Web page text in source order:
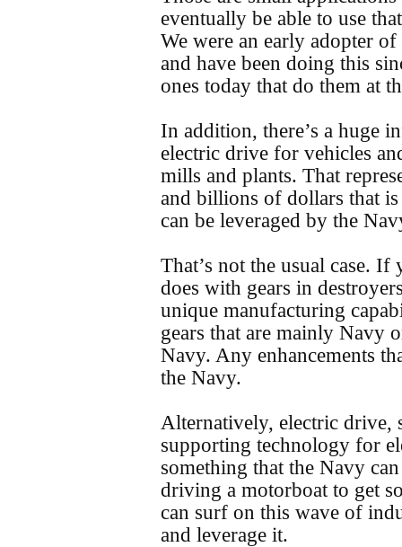
eventually be able to use
We were an early adopter
and have been doing this
ones today that do them at
In addition, there’s a huge
electric drive for vehicles
mills and plants. That
and billions of dollars that
can be leveraged by the
That’s not the usual case.
does with gears in
unique manufacturing
gears that are mainly Navy
Navy. Any enhancements
the Navy.
Alternatively, electric drive,
supporting technology for
something that the Navy
driving a motorboat to get
can surf on this wave of
and leverage it.